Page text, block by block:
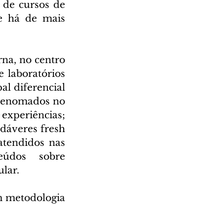
cursos de
há de mais
no centro
laboratórios
diferencial
no
fresh
nas
sobre
metodologia